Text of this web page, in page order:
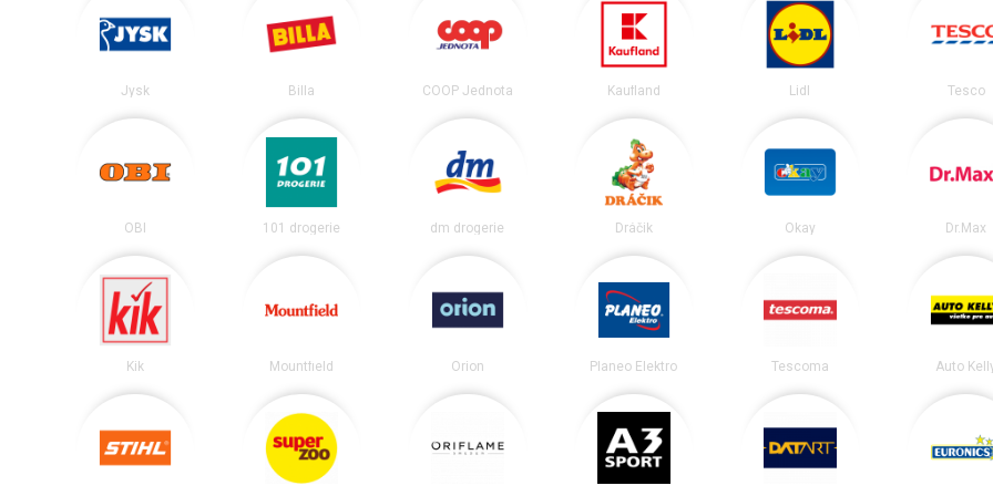
Jysk Billa COOP Jednota Kaufland Lidl Tesco
OBI 101 drogerie dm drogerie Dráčik Okay Dr.Max
Kik Mountfield Orion Planeo Elektro Tescoma Auto